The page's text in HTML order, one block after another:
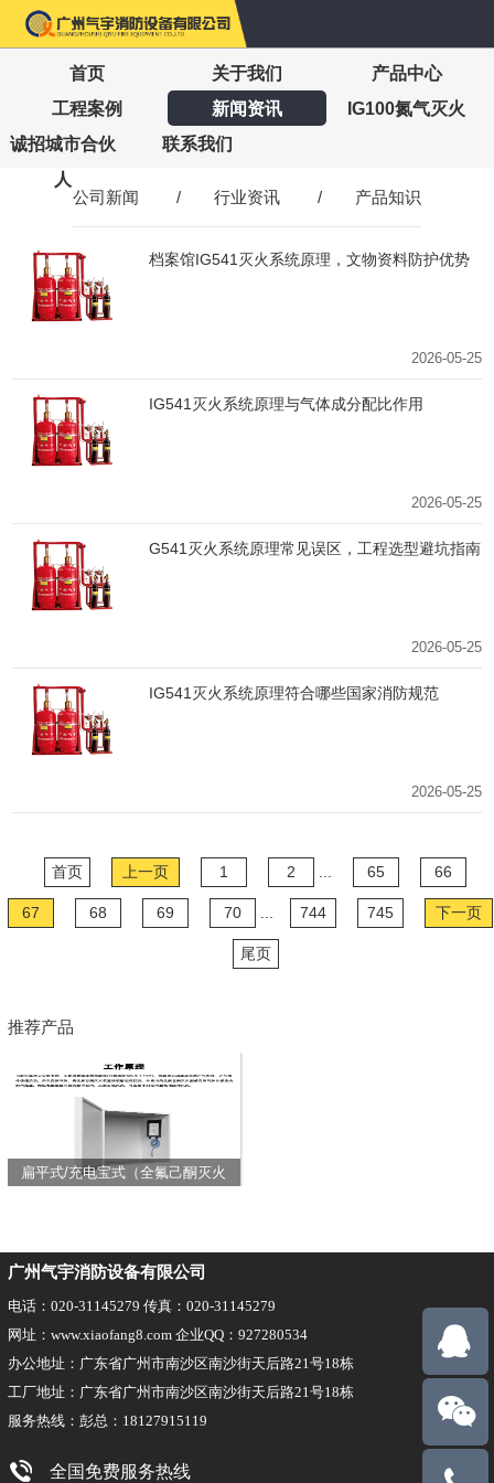
首页 关于我们
产品中心
工程案例
新闻资讯
IG100氮气灭火
诚招城市合伙
人
联系我们
公司新闻 / 行业资讯 / 产品知识
档案馆IG541灭火系统原理，文物资料防护优势
2026-05-25
IG541灭火系统原理与气体成分配比作用
2026-05-25
G541灭火系统原理常见误区，工程选型避坑指南
2026-05-25
IG541灭火系统原理符合哪些国家消防规范
2026-05-25
首页 上一页 1 2 65 66
67 68 69 70 744 745 下一页
尾页
推荐产品
扁平式/充电宝式（全氟己酮灭火
广州气宇消防设备有限公司
电话：020-31145279 传真：020-31145279
网址：www.xiaofang8.com 企业QQ：927280534
办公地址：广东省广州市南沙区南沙街天后路21号18栋
工厂地址：广东省广州市南沙区南沙街天后路21号18栋
服务热线：彭总：18127915119
全国免费服务热线